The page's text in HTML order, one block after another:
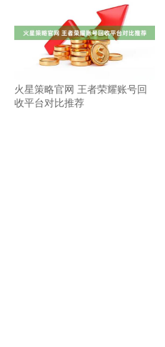
火星策略官网 王者荣耀账号回
收平台对比推荐